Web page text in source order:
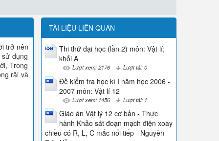
trở nên
dụng
Trong
rãi và
TÀI LIỆU LIÊN QUAN
Thi thử đại học (lần 2) môn: Vật lí;
khối A
Lượt xem: 2176 Lượt tải: 0
Đề kiểm tra học kì I năm học 2006 -
2007 môn: Vật lí 12
Lượt xem: 1456 Lượt tải: 1
Giáo án Vật lý 12 cơ bản - Thực
hành Khảo sát đoạn mạch điện xoay
chiều có R, L, C mắc nối tiếp - Nguyễn